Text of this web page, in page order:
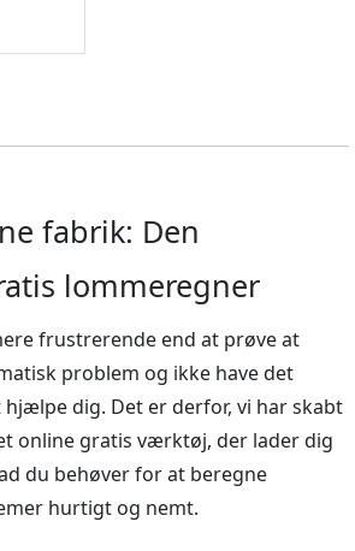
fabrik: Den
lommeregner
frustrerende end at prøve at
problem og ikke have det
dig. Det er derfor, vi har skabt
online gratis værktøj, der lader dig
du behøver for at beregne
hurtigt og nemt.